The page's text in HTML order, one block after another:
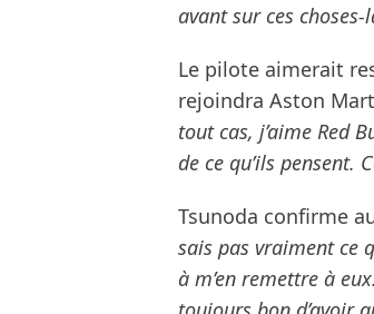
avant sur ces choses-
Le pilote aimerait
rejoindra Aston
tout cas, j’aime Red
de ce qu’ils pensent.
Tsunoda confirme
sais pas vraiment ce
à m’en remettre à